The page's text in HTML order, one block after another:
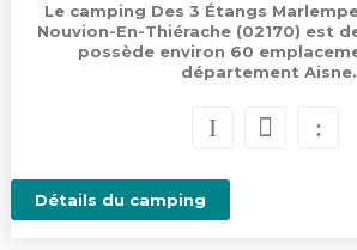
Le camping Des 3 Étangs
Nouvion-En-Thiérache (02170) est
possède environ 60
département Aisne.
Détails du camping